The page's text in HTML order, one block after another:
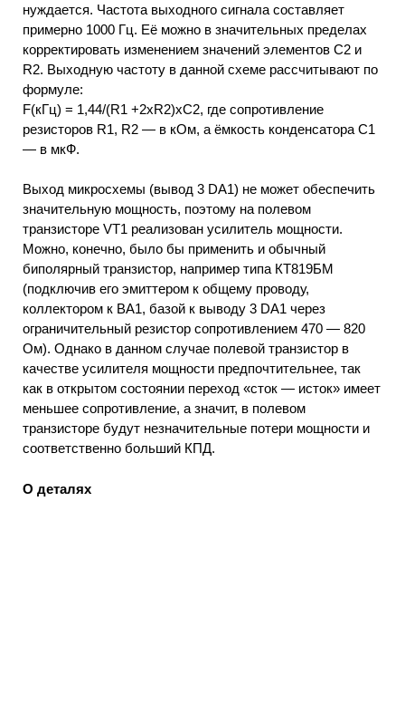
нуждается. Частота выходного сигнала составляет
примерно 1000 Гц. Её можно в значительных пределах
корректировать изменением значений элементов С2 и
R2. Выходную частоту в данной схеме рассчитывают по
формуле:
F(кГц) = 1,44/(R1 +2xR2)xC2, где сопротивление
резисторов R1, R2 — в кОм, а ёмкость конденсатора С1
— в мкФ.
Выход микросхемы (вывод 3 DA1) не может обеспечить
значительную мощность, поэтому на полевом
транзисторе VT1 реализован усилитель мощности.
Можно, конечно, было бы применить и обычный
биполярный транзистор, например типа КТ819БМ
(подключив его эмиттером к общему проводу,
коллектором к ВА1, базой к выводу 3 DA1 через
ограничительный резистор сопротивлением 470 — 820
Ом). Однако в данном случае полевой транзистор в
качестве усилителя мощности предпочтительнее, так
как в открытом состоянии переход «сток — исток» имеет
меньшее сопротивление, а значит, в полевом
транзисторе будут незначительные потери мощности и
соответственно больший КПД.
О деталях